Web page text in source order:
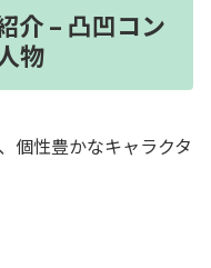
介 – 凸凹コン
物
個性豊かなキャラクタ